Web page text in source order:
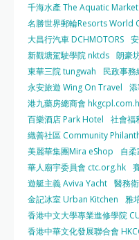
千海水產 The Aquatic Market
名勝世界郵輪Resorts World
大昌行汽車 DCHMOTORS
新觀塘駕駛學院 nktds 朗豪
東華三院 tungwah
民政事
永安旅遊 Wing On Travel
港九藥房總商會
百樂酒店 Park Hotel
社會福
織善社區 Community
美麗華集團Mira eShop
自
華人廟宇委員會 ctc.org.hk
遊艇主義 Aviva Yacht 醫務
金記冰室 Urban Kitchen
雅
香港中文大學專業進修學院
香港中華文化發展聯合會